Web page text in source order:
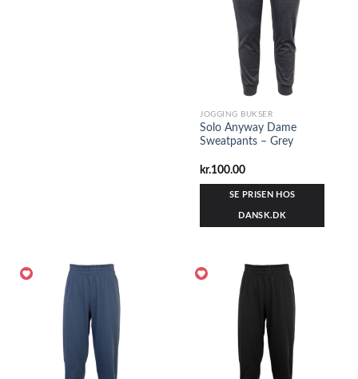
JOGGING BUKSER
Solo Anyway Dame
Sweatpants – Grey
kr.100.00
SE PRISEN HOS
DANSK.DK